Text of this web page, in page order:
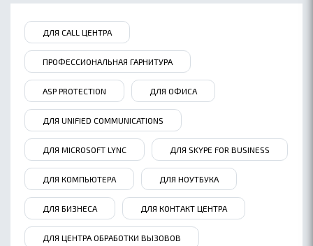
ДЛЯ CALL ЦЕНТРА
ПРОФЕССИОНАЛЬНАЯ ГАРНИТУРА
ASP PROTECTION ДЛЯ ОФИСА
ДЛЯ UNIFIED COMMUNICATIONS
ДЛЯ MICROSOFT LYNC ДЛЯ SKYPE FOR BUSINESS
ДЛЯ КОМПЬЮТЕРА ДЛЯ НОУТБУКА
ДЛЯ БИЗНЕСА ДЛЯ КОНТАКТ ЦЕНТРА
ДЛЯ ЦЕНТРА ОБРАБОТКИ ВЫЗОВОВ